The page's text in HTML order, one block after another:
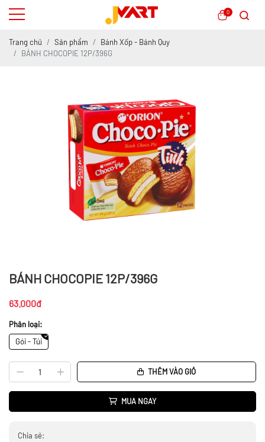
0
Trang chủ Sản phẩm
Bánh Xốp - Bánh Quy
BÁNH CHOCOPIE 12P/396G
BÁNH CHOCOPIE 12P/396G
63.000đ
Phân loại:
Gói - Túi
THÊM VÀO GIỎ
MUA NGAY
Chia sẻ: